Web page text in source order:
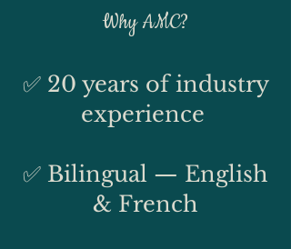
Why AMC?
✅ 20 years of industry
experience
✅ Bilingual — English
& French